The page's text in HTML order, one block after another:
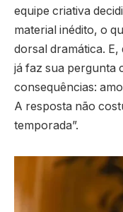
equipe criativa
material inédito, o
dorsal dramática.
já faz sua pergunta
consequências:
A resposta não
temporada”.